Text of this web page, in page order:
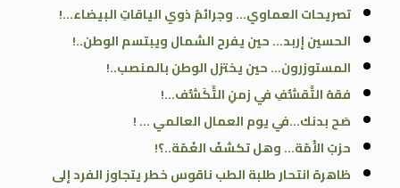
تصريحات العماوي… وجرائمُ ذوي الياقاتِ البيضاء…!
الحسين إربد… حين يفرح الشمال ويبتسم الوطن..!
المستوزرون… حين يختزل الوطن بالمنصب..!
فقهُ التَّقشُّفِ في زمنِ التَّكَشُّف…!
صَح بدنك…في يوم العمال العالمي … !
حزبُ الأُمّة… وهل تكشفُ الغُمّة..؟!
ظاهرة انتحار طلبة الطب ناقوس خطر يتجاوز الفرد إلى